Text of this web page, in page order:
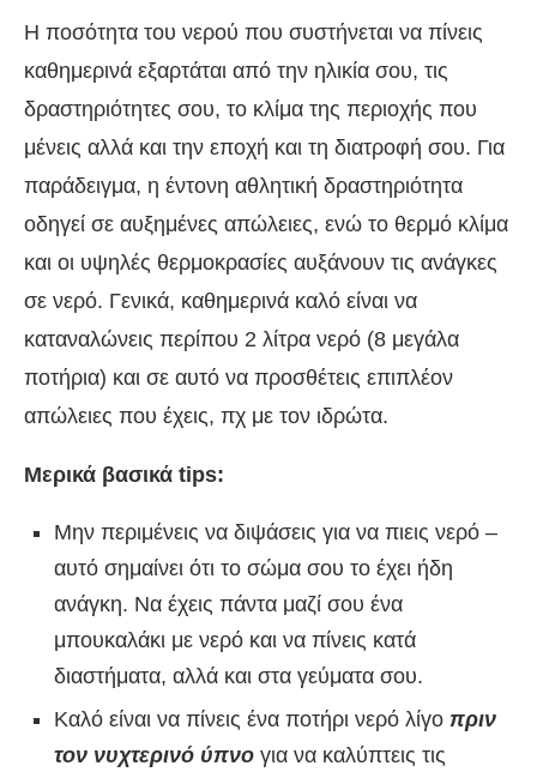
Η ποσότητα του νερού που συστήνεται να πίνεις
καθημερινά εξαρτάται από την ηλικία σου, τις
δραστηριότητες σου, το κλίμα της περιοχής που
μένεις αλλά και την εποχή και τη διατροφή σου. Για
παράδειγμα, η έντονη αθλητική δραστηριότητα
οδηγεί σε αυξημένες απώλειες, ενώ το θερμό κλίμα
και οι υψηλές θερμοκρασίες αυξάνουν τις ανάγκες
σε νερό. Γενικά, καθημερινά καλό είναι να
καταναλώνεις περίπου 2 λίτρα νερό (8 μεγάλα
ποτήρια) και σε αυτό να προσθέτεις επιπλέον
απώλειες που έχεις, πχ με τον ιδρώτα.
Μερικά βασικά tips:
Μην περιμένεις να διψάσεις για να πιεις νερό –
αυτό σημαίνει ότι το σώμα σου το έχει ήδη
ανάγκη. Να έχεις πάντα μαζί σου ένα
μπουκαλάκι με νερό και να πίνεις κατά
διαστήματα, αλλά και στα γεύματα σου.
Καλό είναι να πίνεις ένα ποτήρι νερό λίγο πριν
τον νυχτερινό ύπνο για να καλύπτεις τις